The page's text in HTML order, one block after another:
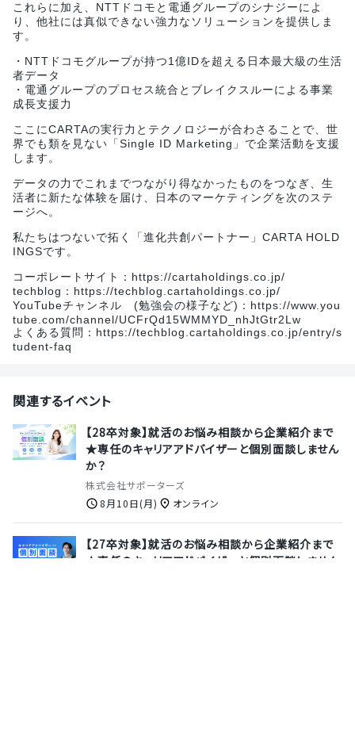
これらに加え、NTTドコモと電通グループのシナジーによ
り、他社には真似できない強力なソリューションを提供しま
す。
・NTTドコモグループが持つ1億IDを超える日本最大級の生活
者データ
・電通グループのプロセス統合とブレイクスルーによる事業
成長支援力
ここにCARTAの実行力とテクノロジーが合わさることで、世
界でも類を見ない「Single ID Marketing」で企業活動を支援
します。
データの力でこれまでつながり得なかったものをつなぎ、生
活者に新たな体験を届け、日本のマーケティングを次のステ
ージへ。
私たちはつないで拓く「進化共創パートナー」CARTA HOLD
INGSです。
コーポレートサイト：https://cartaholdings.co.jp/
techblog：https://techblog.cartaholdings.co.jp/
YouTubeチャンネル (勉強会の様子など)：https://www.you
tube.com/channel/UCFrQd15WMMYD_nhJtGtr2Lw
よくある質問：https://techblog.cartaholdings.co.jp/entry/s
tudent-faq
関連するイベント
【28卒対象】就活のお悩み相談から企業紹介まで
★専任のキャリアアドバイザーと個別面談しません
か？
株式会社サポーターズ
8月10日(月)
オンライン
【27卒対象】就活のお悩み相談から企業紹介まで
★専任のキャリアアドバイザーと個別面談しません